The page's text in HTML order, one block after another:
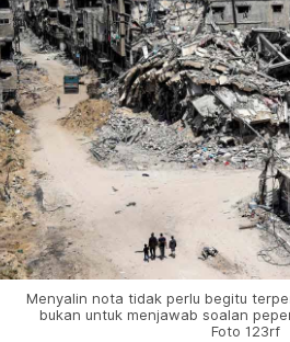
Menyalin nota tidak perlu begitu
bukan untuk menjawab soalan
Foto 123rf